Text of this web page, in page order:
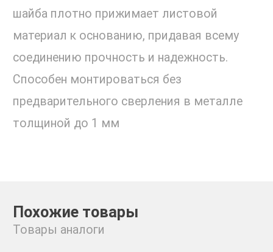
шайба плотно прижимает листовой
материал к основанию, придавая всему
соединению прочность и надежность.
Способен монтироваться без
предварительного сверления в металле
толщиной до 1 мм
Похожие товары
Товары аналоги